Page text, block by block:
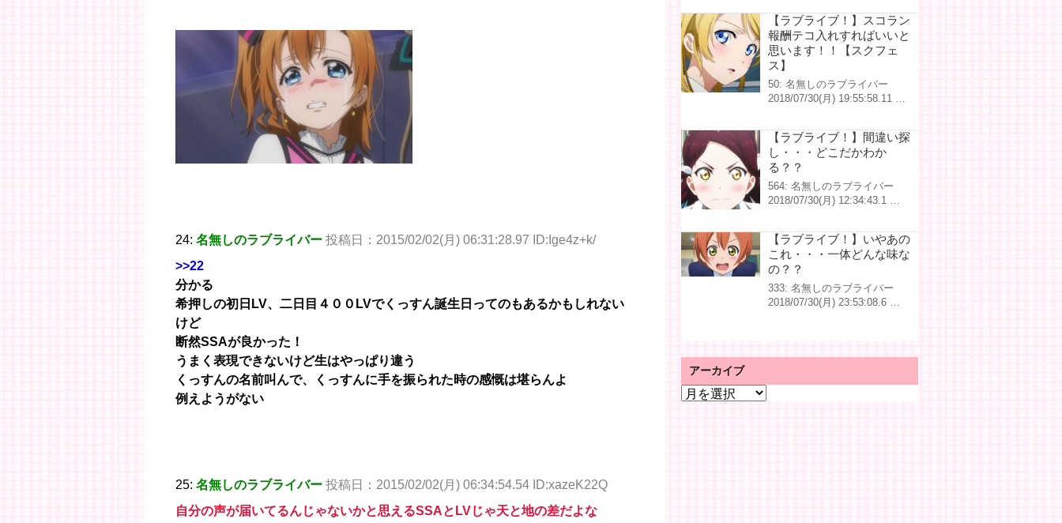
24: 名無しのラブライバー 投稿日：2015/02/02(月) 06:31:28.97 ID:Ige4z+k/
>>22
分かる
希押しの初日LV、二日目４００LVでくっすん誕生日ってのもあるかもしれない
けど
断然SSAが良かった！
うまく表現できないけど生はやっぱり違う
くっすんの名前叫んで、くっすんに手を振られた時の感慨は堪らんよ
例えようがない
25: 名無しのラブライバー 投稿日：2015/02/02(月) 06:34:54.54 ID:xazeK22Q
自分の声が届いてるんじゃないかと思えるSSAとLVじゃ天と地の差だよな
【ラブライブ！】スコラン
報酬テコ入れすればいいと
思います！！【スクフェ
ス】
50: 名無しのラブライバー
2018/07/30(月) 19:55:58.11 …
【ラブライブ！】間違い探
し・・・どこだかわか
る？？
564: 名無しのラブライバー
2018/07/30(月) 12:34:43.1 …
【ラブライブ！】いやあの
これ・・・一体どんな味な
の？？
333: 名無しのラブライバー
2018/07/30(月) 23:53:08.6 …
アーカイブ
ア